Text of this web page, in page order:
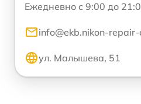
Ежедневно с 9:00 до
info@ekb.nikon-
ул. Малышева, 51